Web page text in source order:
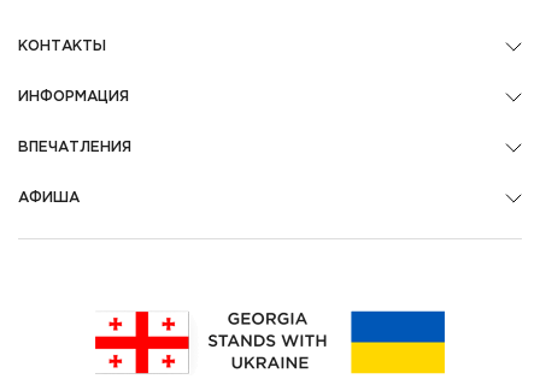
КОНТАКТЫ
ИНФОРМАЦИЯ
ВПЕЧАТЛЕНИЯ
АФИША